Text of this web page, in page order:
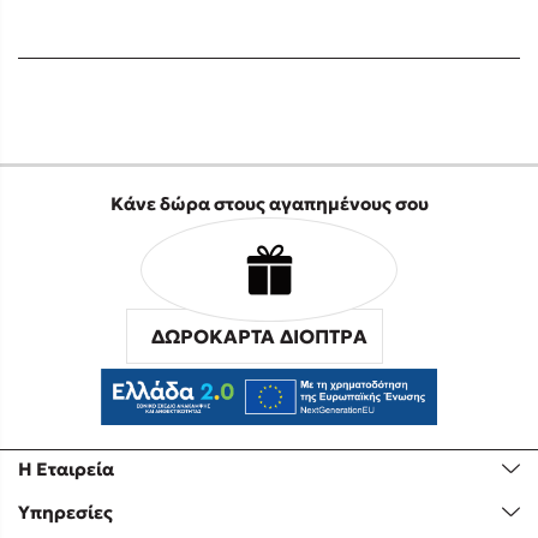
Ο Κώστας Κρομμύδας στο Παλαιοχώρι Καλαμπάκας
Βιβλίου στο Πεδίον του Άρεως
Ο Βαγγέλης Ηλιόπουλος & η Τζένη Κουτσοδημητροπούλου στο
54o Φεστιβάλ Βιβλίου στο Πεδίον του Άρεως
Η Εταιρεία
Υπηρεσίες
Κάνε δώρα στους αγαπημένους σου
ΔΩΡΟΚΑΡΤΑ ΔΙΟΠΤΡΑ